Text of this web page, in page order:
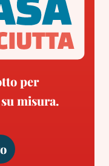
per
misura.